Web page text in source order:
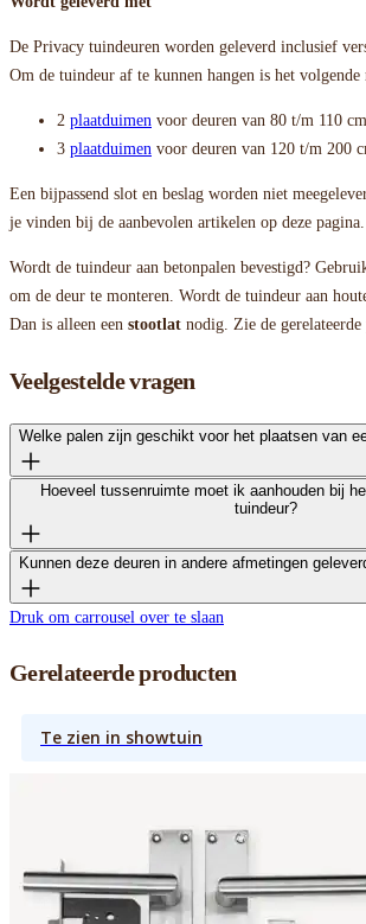
De Privacy tuindeuren worden geleverd inclusief
Om de tuindeur af te kunnen hangen is het volgende
2 plaatduimen voor deuren van 80 t/m 110
3 plaatduimen voor deuren van 120 t/m 200
Een bijpassend slot en beslag worden niet
je vinden bij de aanbevolen artikelen op deze pagina.
Wordt de tuindeur aan betonpalen bevestigd?
om de deur te monteren. Wordt de tuindeur aan
Dan is alleen een stootlat nodig. Zie de
Veelgestelde vragen
Welke palen zijn geschikt voor het plaatsen van
Hoeveel tussenruimte moet ik aanhouden bij
tuindeur?
Kunnen deze deuren in andere afmetingen
Druk om carrousel over te slaan
Gerelateerde producten
Te zien in showtuin